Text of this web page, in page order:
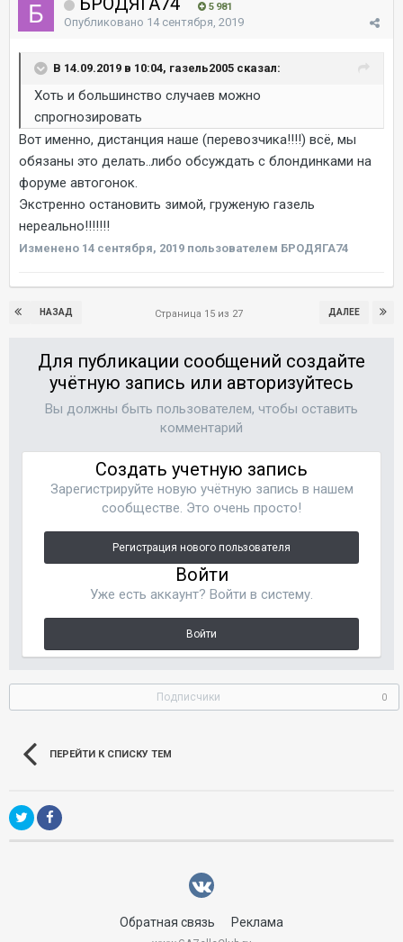
5 981
Опубликовано 14 сентября, 2019
В 14.09.2019 в 10:04, газель2005 сказал:
Хоть и большинство случаев можно
спрогнозировать
Вот именно, дистанция наше (перевозчика!!!!) всё, мы
обязаны это делать..либо обсуждать с блондинками на
форуме автогонок.
Экстренно остановить зимой, груженую газель
нереально!!!!!!!
Изменено 14 сентября, 2019 пользователем БРОДЯГА74
НАЗАД ДАЛЕЕ
Страница 15 из 27
Для публикации сообщений создайте
учётную запись или авторизуйтесь
Вы должны быть пользователем, чтобы оставить
комментарий
Создать учетную запись
Зарегистрируйте новую учётную запись в нашем
сообществе. Это очень просто!
Регистрация нового пользователя
Войти
Уже есть аккаунт? Войти в систему.
Войти
Подписчики 0
ПЕРЕЙТИ К СПИСКУ ТЕМ
Обратная связь Реклама